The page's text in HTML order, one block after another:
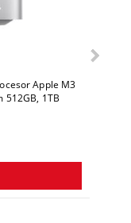
Apple M3
512GB, 1TB